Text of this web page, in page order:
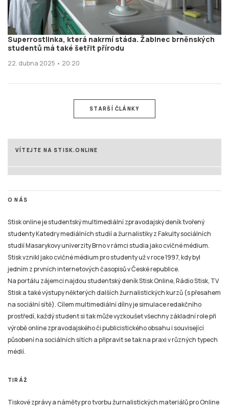
Superrostlinka, která nakrmí stáda. Žabinec brněnských
studentů má také šetřit přírodu
22. dubna 2025 • 20:20
STARŠÍ ČLÁNKY
VÍTEJTE NA STISK.ONLINE
O NÁS
Stisk online je studentský multimediální zpravodajský deník tvořený
studenty Katedry mediálních studií a žurnalistiky z Fakulty sociálních
studií Masarykovy univerzity Brno v rámci studia jako cvičné médium.
Stisk vznikl jako cvičné médium pro studenty už v roce 1997, kdy byl
jedním z prvních internetových časopisů v České republice.
Na portálu zájemci najdou studentský deník Stisk Online, Rádio Stisk, TV
Stisk a také výstupy některých dalších žurnalistických kurzů (s přesahem
na sociální sítě). Cílem multimediální dílny je simulace redakčního
prostředí, každý student si tak může vyzkoušet všechny základní role při
výrobě online zpravodajského či publicistického obsahu i související
působení na sociálních sítích a připravit se tak na praxi v různých typech
médií.
TIRÁŽ
Tiskové zprávy a náměty pro tvorbu žurnalistických materiálů pro Online